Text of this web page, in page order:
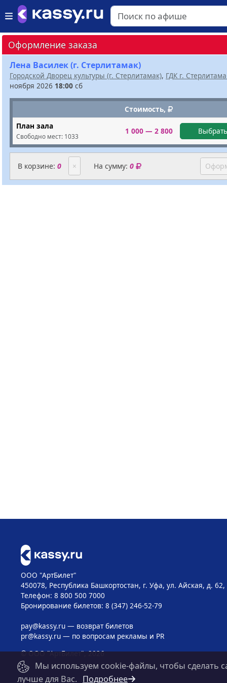
Оформление заказа
Лена Василек (г. Стерлитамак)
Городской Дворец культуры (г. Стерлитамак), ГДК г.
ноября 2026 18:00 сб
Стоимость,
План зала
Свободно мест: 1033
1 000 — 2 800
В корзине: 0 × На сумму:0
ООО "АртБилет"
450078, Республика Башкортостан, г. Уфа, ул. Айская, д. 62,
Телефон: 8 800 500 7000
Бронирование билетов: 8 (347) 246-52-79
pay@kassy.ru— возврат билетов
pr@kassy.ru— по вопросам рекламы и PR
© ООО "АртБилет", 2026
Мы используем cookie-файлы, чтобы сделать
лучше для Вас. Подробнее